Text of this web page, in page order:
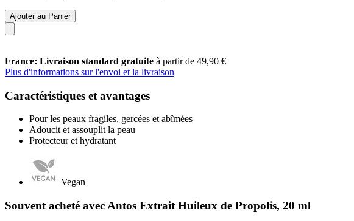
Ajouter au Panier
France: Livraison standard gratuite à partir de 49,90 €
Plus d'informations sur l'envoi et la livraison
Caractéristiques et avantages
Pour les peaux fragiles, gercées et abîmées
Adoucit et assouplit la peau
Protecteur et hydratant
Vegan
Souvent acheté avec Antos Extrait Huileux de Propolis, 20 ml